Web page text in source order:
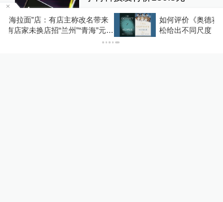
10%公司 16小时前 53评
素
如何评价《奥德赛》？古典学家威尔逊和门德尔
松给出不同尺度